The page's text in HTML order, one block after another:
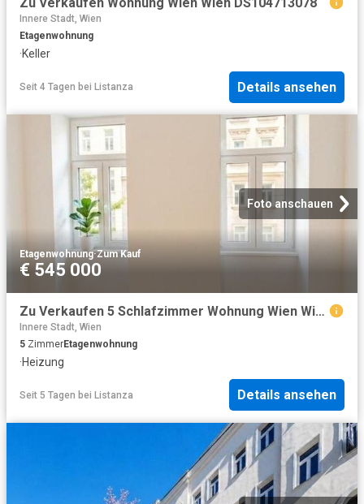
Zu Verkaufen Wohnung Wien Wien DS104713078
Innere Stadt, Wien
Etagenwohnung
·Keller
Seit 4 Tagen bei Listanza Details ansehen
Foto anschauen
Etagenwohnung·Zum Kauf
€ 545 000
Zu Verkaufen 5 Schlafzimmer Wohnung Wien Wien DS104683880
Innere Stadt, Wien
5 ZimmerEtagenwohnung
·Heizung
Seit 5 Tagen bei Listanza Details ansehen